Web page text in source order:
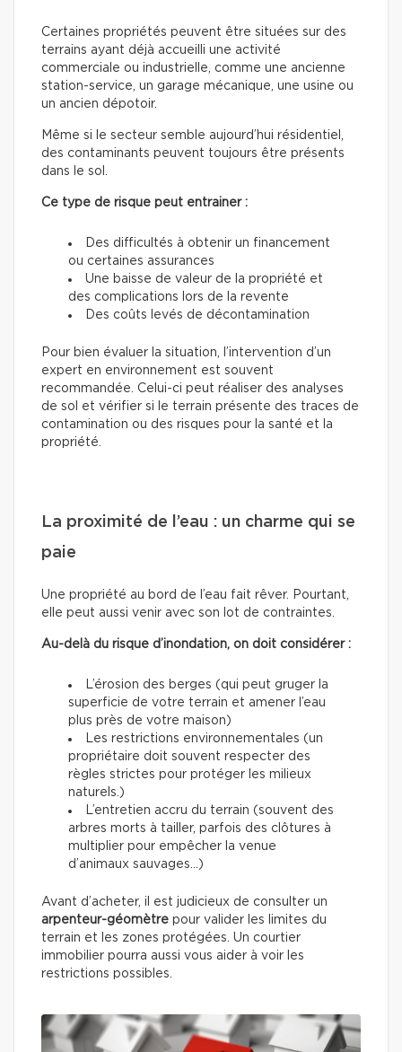
Certaines propriétés peuvent être situées sur des
terrains ayant déjà accueilli une activité
commerciale ou industrielle, comme une ancienne
station-service, un garage mécanique, une usine ou
un ancien dépotoir.
Même si le secteur semble aujourd’hui résidentiel,
des contaminants peuvent toujours être présents
dans le sol.
Ce type de risque peut entrainer :
Des difficultés à obtenir un financement
ou certaines assurances
Une baisse de valeur de la propriété et
des complications lors de la revente
Des coûts levés de décontamination
Pour bien évaluer la situation, l’intervention d’un
expert en environnement est souvent
recommandée. Celui-ci peut réaliser des analyses
de sol et vérifier si le terrain présente des traces de
contamination ou des risques pour la santé et la
propriété.
La proximité de l’eau : un charme qui se
paie
Une propriété au bord de l’eau fait rêver. Pourtant,
elle peut aussi venir avec son lot de contraintes.
Au-delà du risque d’inondation, on doit considérer :
L’érosion des berges (qui peut gruger la
superficie de votre terrain et amener l’eau
plus près de votre maison)
Les restrictions environnementales (un
propriétaire doit souvent respecter des
règles strictes pour protéger les milieux
naturels.)
L’entretien accru du terrain (souvent des
arbres morts à tailler, parfois des clôtures à
multiplier pour empêcher la venue
d’animaux sauvages…)
Avant d’acheter, il est judicieux de consulter un
arpenteur-géomètre pour valider les limites du
terrain et les zones protégées. Un courtier
immobilier pourra aussi vous aider à voir les
restrictions possibles.